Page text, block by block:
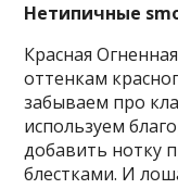
Нетипичные
Красная
оттенкам
забываем про
используем
добавить нотку
блестками. И